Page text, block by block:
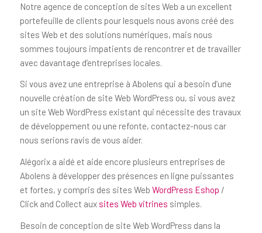
Notre agence de conception de sites Web a un excellent
portefeuille de clients pour lesquels nous avons créé des
sites Web et des solutions numériques, mais nous
sommes toujours impatients de rencontrer et de travailler
avec davantage d’entreprises locales.
Si vous avez une entreprise à Abolens qui a besoin d’une
nouvelle création de site Web WordPress ou, si vous avez
un site Web WordPress existant qui nécessite des travaux
de développement ou une refonte, contactez-nous car
nous serions ravis de vous aider.
Alégorix a aidé et aide encore plusieurs entreprises de
Abolens à développer des présences en ligne puissantes
et fortes, y compris des sites Web WordPress Eshop /
Click and Collect aux sites Web vitrines simples.
Besoin de conception de site Web WordPress dans la